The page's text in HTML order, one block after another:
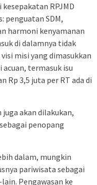
RPJMD
penguatan SDM,
harmoni kenyamanan
di dalamnya tidak
misi yang dimasukkan
termasuk isu
Rp 3,5 juta per RT ada di
akan dilakukan,
penopang
dalam, mungkin
pariwisata sebagai
Pengawasan ke